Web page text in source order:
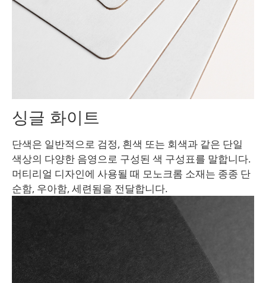
싱글 화이트
단색은 일반적으로 검정, 흰색 또는 회색과 같은 단일
색상의 다양한 음영으로 구성된 색 구성표를 말합니다.
머티리얼 디자인에 사용될 때 모노크롬 소재는 종종 단
순함, 우아함, 세련됨을 전달합니다.